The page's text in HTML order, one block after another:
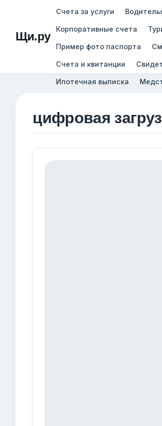
Щи.ру
Счета за услуги
Корпоративные счета
Пример фото паспорта
Счета и квитанции
Ипотечная выписка
цифровая